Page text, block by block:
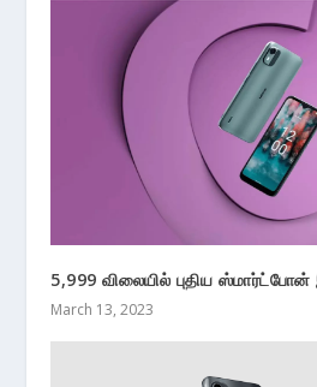
5,999 விலையில் புதிய ஸ்மார்ட்போன்
March 13, 2023